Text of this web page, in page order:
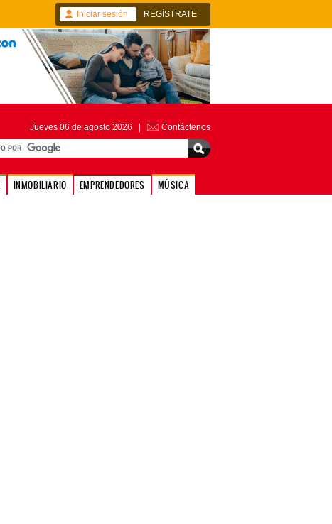
Iniciar sesión REGÍSTRATE
Jueves 06 de agosto 2026 | Contáctenos
INMOBILIARIO EMPRENDEDORES MÚSICA